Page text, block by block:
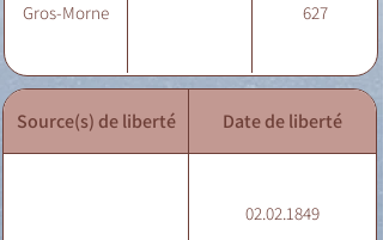
Gros-Morne 627
Source(s) de liberté Date de liberté
02.02.1849